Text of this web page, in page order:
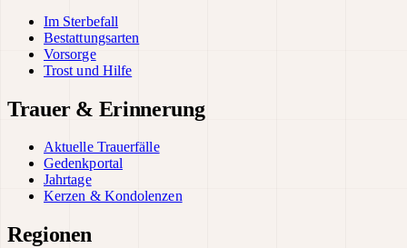
Im Sterbefall
Bestattungsarten
Vorsorge
Trost und Hilfe
Trauer & Erinnerung
Aktuelle Trauerfälle
Gedenkportal
Jahrtage
Kerzen & Kondolenzen
Regionen